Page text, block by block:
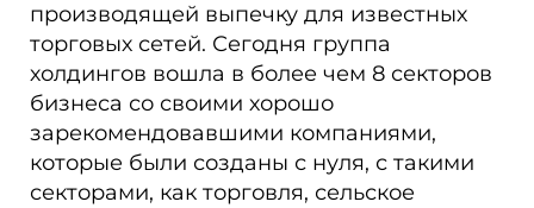
производящей выпечку для известных
торговых сетей. Сегодня группа
холдингов вошла в более чем 8 секторов
бизнеса со своими хорошо
зарекомендовавшими компаниями,
которые были созданы с нуля, с такими
секторами, как торговля, сельское